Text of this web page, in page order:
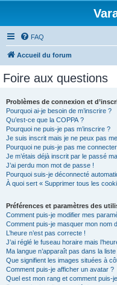
FAQ
Accueil du forum
Foire aux questions
Problèmes de connexion et
Pourquoi ai-je besoin de m’inscrire ?
Qu’est-ce que la COPPA ?
Pourquoi ne puis-je pas m’inscrire ?
Je suis inscrit mais je ne peux pas
Pourquoi ne puis-je pas me
Je m’étais déjà inscrit par le passé
J’ai perdu mon mot de passe !
Pourquoi suis-je déconnecté
À quoi sert « Supprimer tous les
Préférences et paramètres des
Comment puis-je modifier mes
Comment puis-je masquer mon nom
L’heure n’est pas correcte !
J’ai réglé le fuseau horaire mais
Ma langue n’apparaît pas dans la liste
Que signifient les images situées à
Comment puis-je afficher un avatar ?
Quel est mon rang et comment puis-